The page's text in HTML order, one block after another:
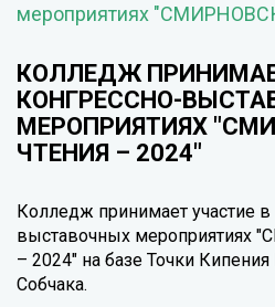
мероприятиях
КОЛЛЕДЖ
КОНГРЕССНО-
МЕРОПРИЯТИЯХ
ЧТЕНИЯ – 2024"
Колледж принимает участие в
выставочных
– 2024" на базе Точки
Собчака.